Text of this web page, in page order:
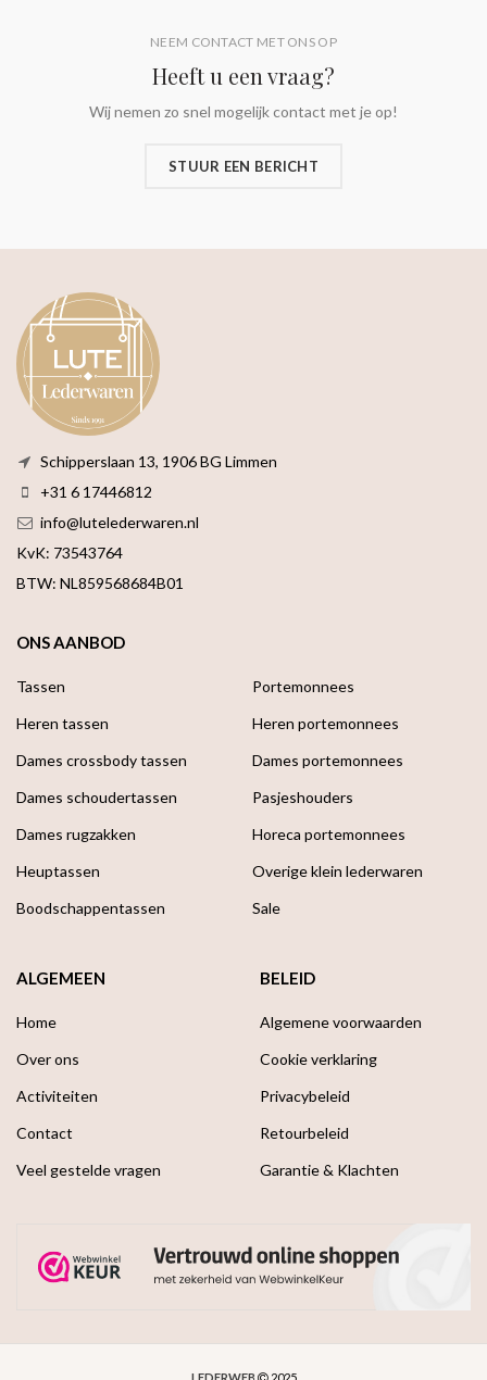
NEEM CONTACT MET ONS OP
Heeft u een vraag?
Wij nemen zo snel mogelijk contact met je op!
STUUR EEN BERICHT
Schipperslaan 13, 1906 BG Limmen
+31 6 17446812
info@lutelederwaren.nl
KvK: 73543764
BTW: NL859568684B01
ALGEMEEN
Home
Over ons
Activiteiten
Contact
Veel gestelde vragen
ONS AANBOD
Tassen
Heren tassen
Dames crossbody tassen
Dames schoudertassen
Dames rugzakken
Heuptassen
Boodschappen­tassen
Portemonnees
Heren portemonnees
Dames portemonnees
Pasjeshouders
Horeca portemonnees
Overige klein lederwaren
Sale
BELEID
Algemene voorwaarden
Cookie verklaring
Privacybeleid
Retourbeleid
Garantie & Klachten